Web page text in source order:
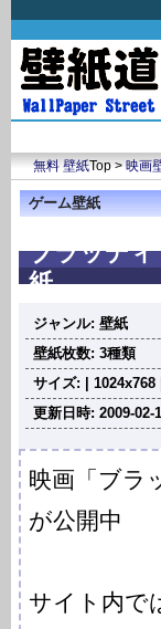
無料 壁紙Top >映画
ゲーム壁紙
ブラッデ
紙
ジャンル: 壁紙
壁紙枚数: 3種類
サイズ: | 1024x768
更新日時: 2009-02-
映画「ブラ
が公開中
サイト内で